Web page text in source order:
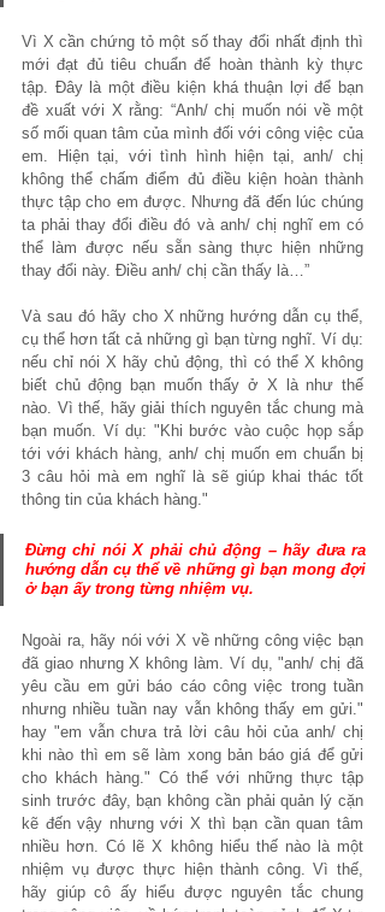
Vì X cần chứng tỏ một số thay đổi nhất định thì
mới đạt đủ tiêu chuẩn để hoàn thành kỳ thực
tập. Đây là một điều kiện khá thuận lợi để bạn
đề xuất với X rằng: “Anh/ chị muốn nói về một
số mối quan tâm của mình đối với công việc của
em. Hiện tại, với tình hình hiện tại, anh/ chị
không thể chấm điểm đủ điều kiện hoàn thành
thực tập cho em được. Nhưng đã đến lúc chúng
ta phải thay đổi điều đó và anh/ chị nghĩ em có
thể làm được nếu sẵn sàng thực hiện những
thay đổi này. Điều anh/ chị cần thấy là…”
Và sau đó hãy cho X những hướng dẫn cụ thể,
cụ thể hơn tất cả những gì bạn từng nghĩ. Ví dụ:
nếu chỉ nói X hãy chủ động, thì có thể X không
biết chủ động bạn muốn thấy ở X là như thế
nào. Vì thế, hãy giải thích nguyên tắc chung mà
bạn muốn. Ví dụ: "Khi bước vào cuộc họp sắp
tới với khách hàng, anh/ chị muốn em chuẩn bị
3 câu hỏi mà em nghĩ là sẽ giúp khai thác tốt
thông tin của khách hàng."
hướng dẫn cụ thể về những gì bạn mong đợi
ở bạn ấy trong từng nhiệm vụ.
Ngoài ra, hãy nói với X về những công việc bạn
đã giao nhưng X không làm. Ví dụ, "anh/ chị đã
yêu cầu em gửi báo cáo công việc trong tuần
nhưng nhiều tuần nay vẫn không thấy em gửi."
hay "em vẫn chưa trả lời câu hỏi của anh/ chị
khi nào thì em sẽ làm xong bản báo giá để gửi
cho khách hàng." Có thể với những thực tập
sinh trước đây, bạn không cần phải quản lý cặn
kẽ đến vậy nhưng với X thì bạn cần quan tâm
nhiều hơn. Có lẽ X không hiểu thế nào là một
nhiệm vụ được thực hiện thành công. Vì thế,
hãy giúp cô ấy hiểu được nguyên tắc chung